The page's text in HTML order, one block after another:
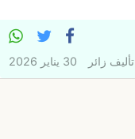
تأليف زائر 30 يناير 2026